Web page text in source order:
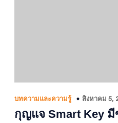
บทความและความรู้ สิงหาคม 5,
กุญแจ Smart Key